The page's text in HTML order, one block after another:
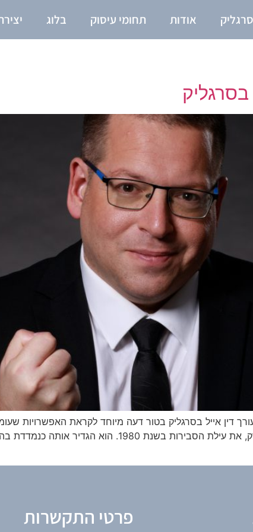
אודות תחומי עיסוק בלוג
בסרגליק
דין אייל בסרגליק בטור דעה מיוחד לקראת האפשרויות
השארתו. כאשר קבע שופט בית המשפט העליון, אהרון ברק, את
פרטי התקשרות